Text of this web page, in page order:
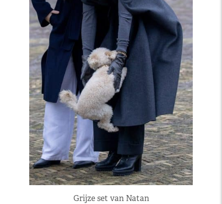
Grijze set van Natan